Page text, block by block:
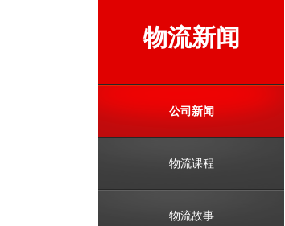
物流新闻
公司新闻
物流课程
物流故事